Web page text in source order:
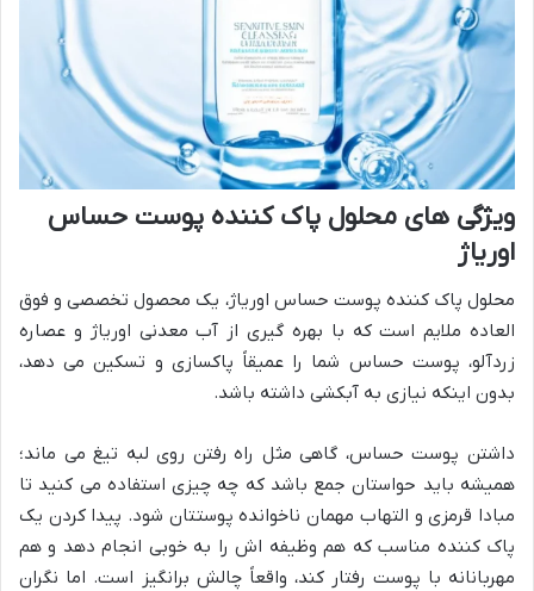
ویژگی های محلول پاک کننده پوست حساس
اوریاژ
محلول پاک کننده پوست حساس اوریاژ، یک محصول تخصصی و فوق
العاده ملایم است که با بهره گیری از آب معدنی اوریاژ و عصاره
زردآلو، پوست حساس شما را عمیقاً پاکسازی و تسکین می دهد،
بدون اینکه نیازی به آبکشی داشته باشد.
داشتن پوست حساس، گاهی مثل راه رفتن روی لبه تیغ می ماند؛
همیشه باید حواستان جمع باشد که چه چیزی استفاده می کنید تا
مبادا قرمزی و التهاب مهمان ناخوانده پوستتان شود. پیدا کردن یک
پاک کننده مناسب که هم وظیفه اش را به خوبی انجام دهد و هم
مهربانانه با پوست رفتار کند، واقعاً چالش برانگیز است. اما نگران